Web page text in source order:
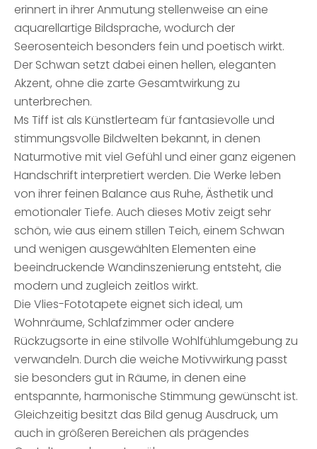
erinnert in ihrer Anmutung stellenweise an eine
aquarellartige Bildsprache, wodurch der
Seerosenteich besonders fein und poetisch wirkt.
Der Schwan setzt dabei einen hellen, eleganten
Akzent, ohne die zarte Gesamtwirkung zu
unterbrechen.
Ms Tiff ist als Künstlerteam für fantasievolle und
stimmungsvolle Bildwelten bekannt, in denen
Naturmotive mit viel Gefühl und einer ganz eigenen
Handschrift interpretiert werden. Die Werke leben
von ihrer feinen Balance aus Ruhe, Ästhetik und
emotionaler Tiefe. Auch dieses Motiv zeigt sehr
schön, wie aus einem stillen Teich, einem Schwan
und wenigen ausgewählten Elementen eine
beeindruckende Wandinszenierung entsteht, die
modern und zugleich zeitlos wirkt.
Die Vlies-Fototapete eignet sich ideal, um
Wohnräume, Schlafzimmer oder andere
Rückzugsorte in eine stilvolle Wohlfühlumgebung zu
verwandeln. Durch die weiche Motivwirkung passt
sie besonders gut in Räume, in denen eine
entspannte, harmonische Stimmung gewünscht ist.
Gleichzeitig besitzt das Bild genug Ausdruck, um
auch in größeren Bereichen als prägendes